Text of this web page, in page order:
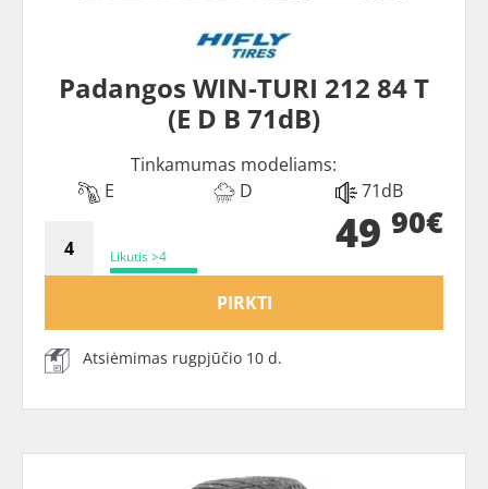
Padangos WIN-TURI 212 84 T
(E D B 71dB)
Tinkamumas modeliams:
E
D 71dB
Likutis >4 49 90€
PIRKTI
Atsiėmimas rugpjūčio 10 d.